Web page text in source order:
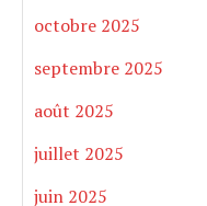
octobre 2025
septembre 2025
août 2025
juillet 2025
juin 2025